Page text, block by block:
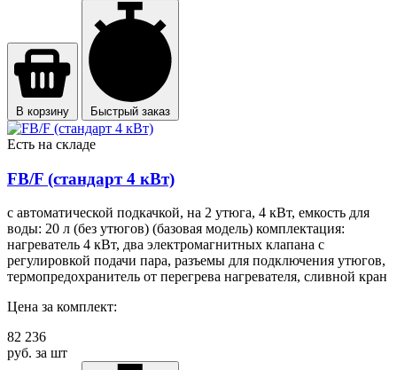
В корзину Быстрый заказ
Есть на складе
FB/F (стандарт 4 кВт)
с автоматической подкачкой, на 2 утюга, 4 кВт, емкость для
воды: 20 л (без утюгов) (базовая модель) комплектация:
нагреватель 4 кВт, два электромагнитных клапана с
регулировкой подачи пара, разъемы для подключения утюгов,
термопредохранитель от перегрева нагревателя, сливной кран
Цена за комплект:
82 236
руб. за шт